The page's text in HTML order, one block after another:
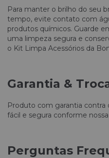
Para manter o brilho do seu
tempo, evite contato com
produtos químicos. Guarde
uma limpeza segura e
o Kit Limpa Acessórios da
Garantia &
Produto com garantia contra
fácil e segura conforme
Perguntas